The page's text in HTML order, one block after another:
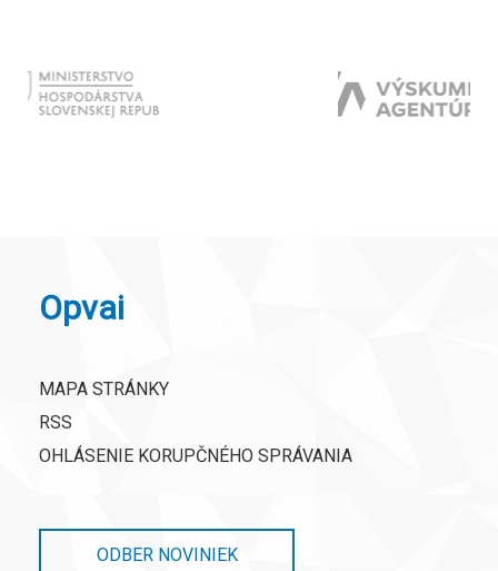
Opvai
MAPA STRÁNKY
RSS
OHLÁSENIE KORUPČNÉHO SPRÁVANIA
ODBER NOVINIEK